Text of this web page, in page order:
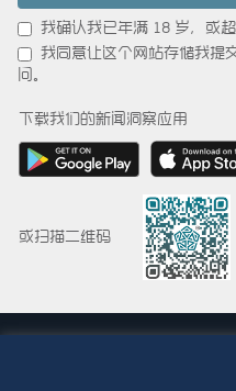
我确认我已年满 18 岁，或
我同意让这个网站存储我提
问。
下载我们的新闻洞察应用
或扫描二维码